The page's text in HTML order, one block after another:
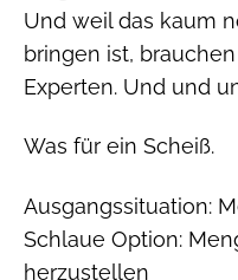
Und weil das kaum
bringen ist,
Experten. Und und
Was für ein Scheiß.
Ausgangssituation:
Schlaue Option:
herzustellen